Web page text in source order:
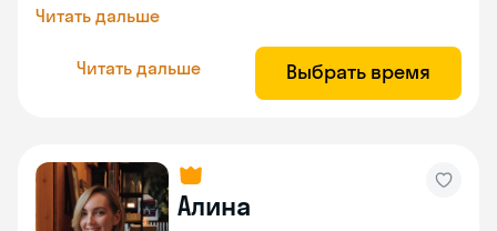
Читать дальше
Читать дальше Выбрать время
Алина